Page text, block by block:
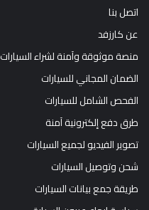
اتصل بنا
عن كارزفد
منصة موثوقة وآمنة لشراء السيارات
الضمان المجاني للسيارات
الفحص الشامل للسيارات
طرق دفع إلكترونية آمنة
تصوير الفيديو لجميع السيارات
شحن وتوصيل السيارات
طريقة جمع بيانات السيارات